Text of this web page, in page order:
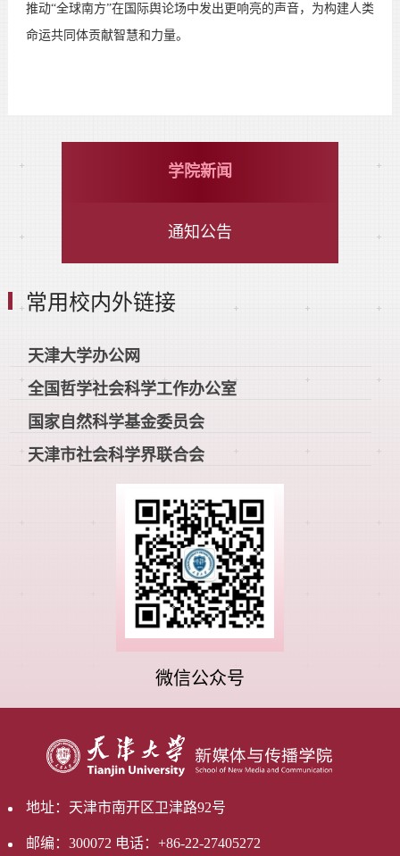
推动“全球南方”在国际舆论场中发出更响亮的声音，为构建人类
命运共同体贡献智慧和力量。
学院新闻
通知公告
常用校内外链接
天津大学办公网
全国哲学社会科学工作办公室
国家自然科学基金委员会
天津市社会科学界联合会
微信公众号
地址：天津市南开区卫津路92号
邮编：300072 电话：+86-22-27405272